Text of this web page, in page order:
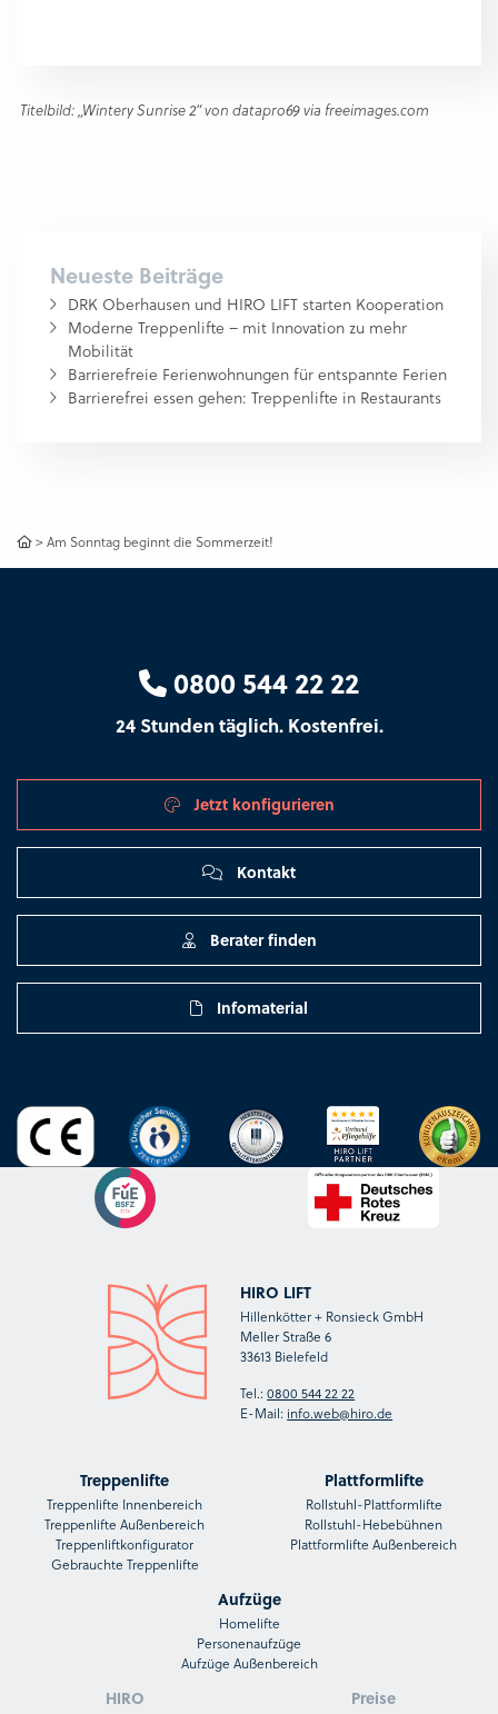
Titelbild: „Wintery Sunrise 2“ von datapro69 via freeimages.com
Neueste Beiträge
DRK Oberhausen und HIRO LIFT starten Kooperation
Moderne Treppenlifte – mit Innovation zu mehr
Mobilität
Barrierefreie Ferienwohnungen für entspannte Ferien
Barrierefrei essen gehen: Treppenlifte in Restaurants
>Am Sonntag beginnt die Sommerzeit!
0800 544 22 22
24 Stunden täglich. Kostenfrei.
Jetzt konfigurieren
Kontakt
Berater finden
Infomaterial
HIRO LIFT
Hillenkötter + Ronsieck GmbH
Meller Straße 6
33613 Bielefeld
Tel.:0800 544 22 22
E-Mail: info.web@hiro.de
Treppenlifte
Treppenlifte Innenbereich
Treppenlifte Außenbereich
Treppenliftkonfigurator
Gebrauchte Treppenlifte
Plattformlifte
Rollstuhl-Plattformlifte
Rollstuhl-Hebebühnen
Plattformlifte Außenbereich
Aufzüge
Homelifte
Personenaufzüge
Aufzüge Außenbereich
HIRO Preise